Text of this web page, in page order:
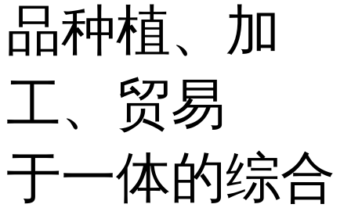
品种植、加
工、贸易
于一体的综合